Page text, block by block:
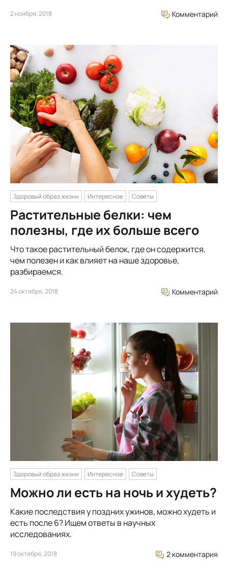
2 ноября, 2018 Комментарий
Здоровый образ жизни Интересное Советы
Растительные белки: чем
полезны, где их больше всего
Что такое растительный белок, где он содержится,
чем полезен и как влияет на наше здоровье,
разбираемся.
24 октября, 2018 Комментарий
Здоровый образ жизни Интересное Советы
Можно ли есть на ночь и худеть?
Какие последствия у поздних ужинов, можно худеть и
есть после 6? Ищем ответы в научных
исследованиях.
19 октября, 2018 2 комментария